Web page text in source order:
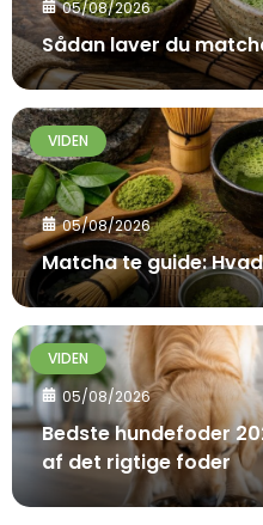
05/08/2026
Sådan laver du
VIDEN
05/08/2026
Matcha te guide:
VIDEN
05/08/2026
Bedste hundefoder
af det rigtige foder